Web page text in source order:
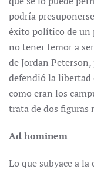
podría
éxito político de un
no tener temor a
de Jordan
defendió la
como eran los
trata de dos figuras
Ad hominem
Lo que subyace a